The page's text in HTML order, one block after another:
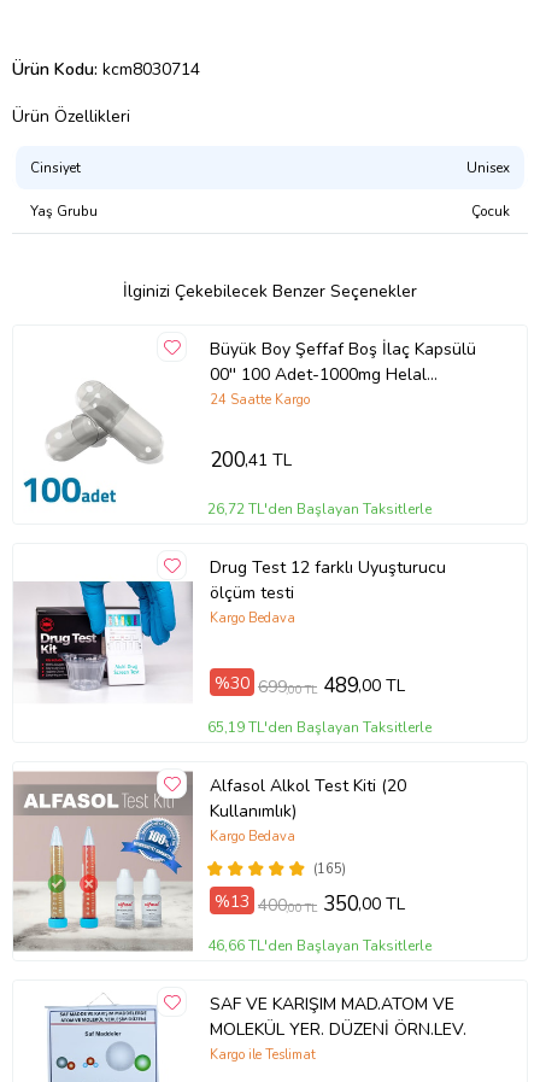
Ürün Kodu: kcm8030714
Ürün Özellikleri
Cinsiyet Unisex
Yaş Grubu Çocuk
İlginizi Çekebilecek Benzer Seçenekler
Büyük Boy Şeffaf Boş İlaç Kapsülü
00'' 100 Adet-1000mg Helal
Sertifikalı
24 Saatte Kargo
200,41 TL
26,72 TL'den Başlayan Taksitlerle
Drug Test 12 farklı Uyuşturucu
ölçüm testi
Kargo Bedava
%30 699,00 TL 489,00 TL
65,19 TL'den Başlayan Taksitlerle
Alfasol Alkol Test Kiti (20
Kullanımlık)
(165)
Kargo Bedava
%13 400,00 TL 350,00 TL
46,66 TL'den Başlayan Taksitlerle
SAF VE KARIŞIM MAD.ATOM VE
MOLEKÜL YER. DÜZENİ ÖRN.LEV.
Kargo ile Teslimat